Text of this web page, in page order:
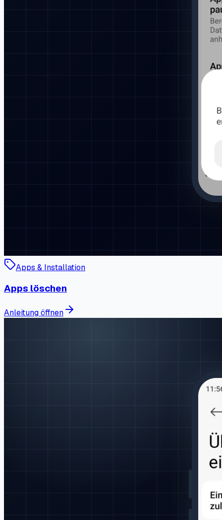
Apps & Installation
Apps löschen
Anleitung öffnen